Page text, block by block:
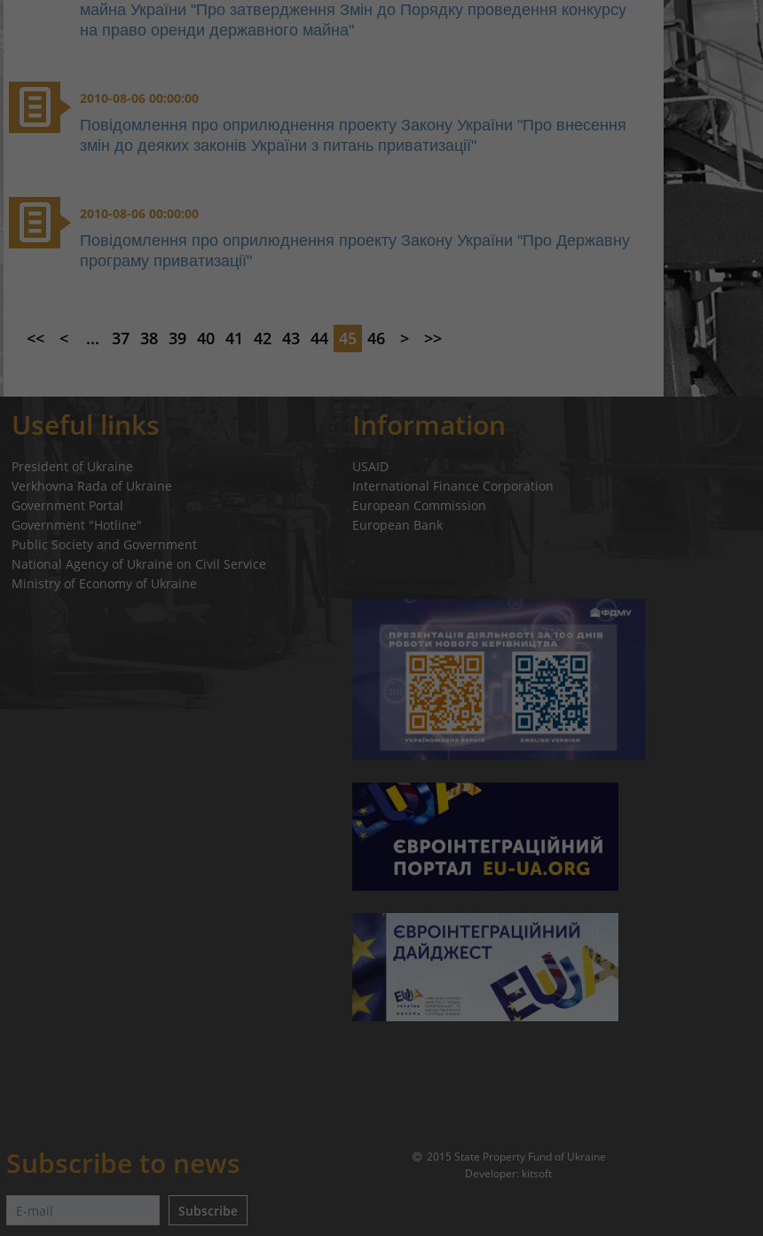
майна України "Про затвердження Змін до Порядку проведення конкурсу
на право оренди державного майна"
2010-08-06 00:00:00
Повідомлення про оприлюднення проекту Закону України "Про внесення
змін до деяких законів України з питань приватизації"
2010-08-06 00:00:00
Повідомлення про оприлюднення проекту Закону України "Про Державну
програму приватизації"
<< < ... 37 38 39 40 41 42 43 44 45 46 > >>
Useful links
President of Ukraine
Verkhovna Rada of Ukraine
Government Portal
Government "Hotline"
Public Society and Government
National Agency of Ukraine on Civil Service
Ministry of Economy of Ukraine
Information
USAID
International Finance Corporation
European Commission
European Bank
Subscribe to news
Subscribe
2015 State Property Fund of Ukraine
Developer: kitsoft